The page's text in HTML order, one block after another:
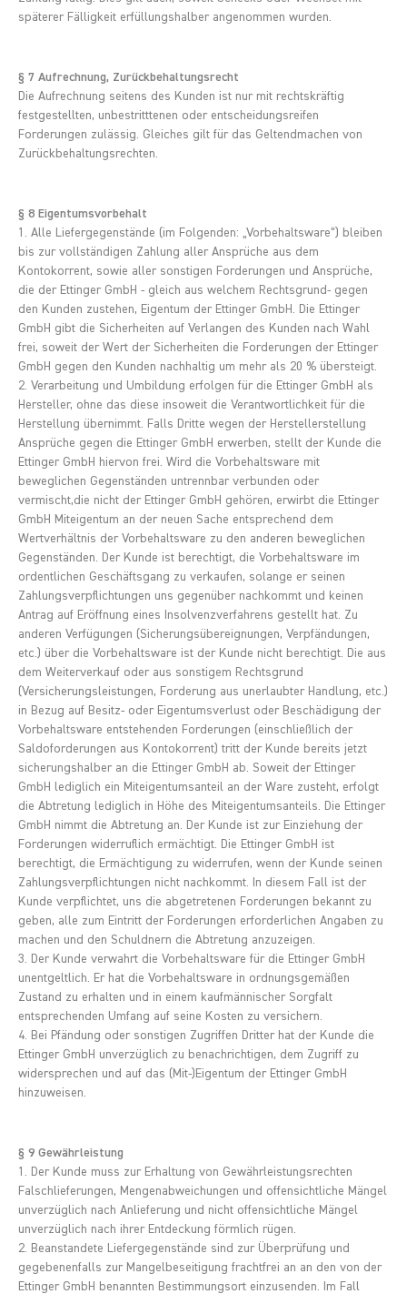
späterer Fälligkeit erfüllungshalber angenommen wurden.
§ 7 Aufrechnung, Zurückbehaltungsrecht
Die Aufrechnung seitens des Kunden ist nur mit rechtskräftig
festgestellten, unbestritttenen oder entscheidungsreifen
Forderungen zulässig. Gleiches gilt für das Geltendmachen von
Zurückbehaltungsrechten.
§ 8 Eigentumsvorbehalt
1. Alle Liefergegenstände (im Folgenden: „Vorbehaltsware“) bleiben
bis zur vollständigen Zahlung aller Ansprüche aus dem
Kontokorrent, sowie aller sonstigen Forderungen und Ansprüche,
die der Ettinger GmbH - gleich aus welchem Rechtsgrund- gegen
den Kunden zustehen, Eigentum der Ettinger GmbH. Die Ettinger
GmbH gibt die Sicherheiten auf Verlangen des Kunden nach Wahl
frei, soweit der Wert der Sicherheiten die Forderungen der Ettinger
GmbH gegen den Kunden nachhaltig um mehr als 20 % übersteigt.
2. Verarbeitung und Umbildung erfolgen für die Ettinger GmbH als
Hersteller, ohne das diese insoweit die Verantwortlichkeit für die
Herstellung übernimmt. Falls Dritte wegen der Herstellerstellung
Ansprüche gegen die Ettinger GmbH erwerben, stellt der Kunde die
Ettinger GmbH hiervon frei. Wird die Vorbehaltsware mit
beweglichen Gegenständen untrennbar verbunden oder
vermischt,die nicht der Ettinger GmbH gehören, erwirbt die Ettinger
GmbH Miteigentum an der neuen Sache entsprechend dem
Wertverhältnis der Vorbehaltsware zu den anderen beweglichen
Gegenständen. Der Kunde ist berechtigt, die Vorbehaltsware im
ordentlichen Geschäftsgang zu verkaufen, solange er seinen
Zahlungsverpflichtungen uns gegenüber nachkommt und keinen
Antrag auf Eröffnung eines Insolvenzverfahrens gestellt hat. Zu
anderen Verfügungen (Sicherungsübereignungen, Verpfändungen,
etc.) über die Vorbehaltsware ist der Kunde nicht berechtigt. Die aus
dem Weiterverkauf oder aus sonstigem Rechtsgrund
(Versicherungsleistungen, Forderung aus unerlaubter Handlung, etc.)
in Bezug auf Besitz- oder Eigentumsverlust oder Beschädigung der
Vorbehaltsware entstehenden Forderungen (einschließlich der
Saldoforderungen aus Kontokorrent) tritt der Kunde bereits jetzt
sicherungshalber an die Ettinger GmbH ab. Soweit der Ettinger
GmbH lediglich ein Miteigentumsanteil an der Ware zusteht, erfolgt
die Abtretung lediglich in Höhe des Miteigentumsanteils. Die Ettinger
GmbH nimmt die Abtretung an. Der Kunde ist zur Einziehung der
Forderungen widerruflich ermächtigt. Die Ettinger GmbH ist
berechtigt, die Ermächtigung zu widerrufen, wenn der Kunde seinen
Zahlungsverpflichtungen nicht nachkommt. In diesem Fall ist der
Kunde verpflichtet, uns die abgetretenen Forderungen bekannt zu
geben, alle zum Eintritt der Forderungen erforderlichen Angaben zu
machen und den Schuldnern die Abtretung anzuzeigen.
3. Der Kunde verwahrt die Vorbehaltsware für die Ettinger GmbH
unentgeltlich. Er hat die Vorbehaltsware in ordnungsgemäßen
Zustand zu erhalten und in einem kaufmännischer Sorgfalt
entsprechenden Umfang auf seine Kosten zu versichern.
4. Bei Pfändung oder sonstigen Zugriffen Dritter hat der Kunde die
Ettinger GmbH unverzüglich zu benachrichtigen, dem Zugriff zu
widersprechen und auf das (Mit-)Eigentum der Ettinger GmbH
hinzuweisen.
§ 9 Gewährleistung
1. Der Kunde muss zur Erhaltung von Gewährleistungsrechten
Falschlieferungen, Mengenabweichungen und offensichtliche Mängel
unverzüglich nach Anlieferung und nicht offensichtliche Mängel
unverzüglich nach ihrer Entdeckung förmlich rügen.
2. Beanstandete Liefergegenstände sind zur Überprüfung und
gegebenenfalls zur Mangelbeseitigung frachtfrei an an den von der
Ettinger GmbH benannten Bestimmungsort einzusenden. Im Fall